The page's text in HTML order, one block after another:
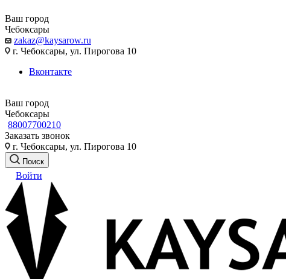
Ваш город
Чебоксары
zakaz@kaysarow.ru
г. Чебоксары, ул. Пирогова 10
Вконтакте
Ваш город
Чебоксары
88007700210
Заказать звонок
г. Чебоксары, ул. Пирогова 10
Поиск
Войти